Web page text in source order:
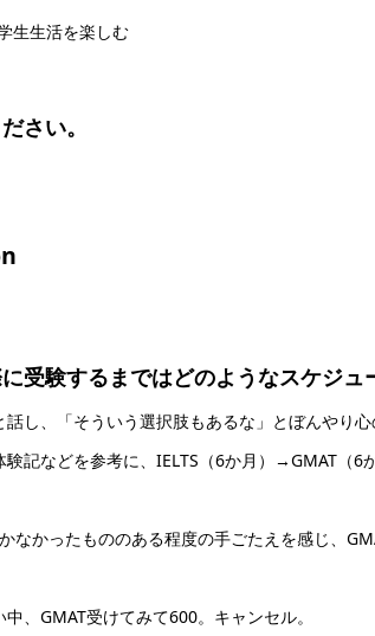
生生活を楽しむ
さい。
受験するまではどのようなスケジュ
し、「そういう選択肢もあるな」とぼんやり心
記などを参考に、IELTS（6か月）→GMAT
なかったもののある程度の手ごたえを感じ、
、GMAT受けてみて600。キャンセル。